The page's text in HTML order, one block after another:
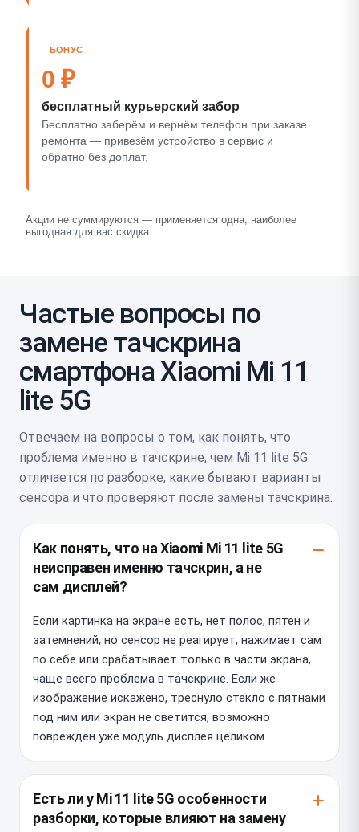
БОНУС
0 ₽
бесплатный курьерский забор
Бесплатно заберём и вернём телефон при заказе
ремонта — привезём устройство в сервис и
обратно без доплат.
Акции не суммируются — применяется одна, наиболее
выгодная для вас скидка.
Частые вопросы по
замене тачскрина
смартфона Xiaomi Mi 11
lite 5G
Отвечаем на вопросы о том, как понять, что
проблема именно в тачскрине, чем Mi 11 lite 5G
отличается по разборке, какие бывают варианты
сенсора и что проверяют после замены тачскрина.
Как понять, что на Xiaomi Mi 11 lite 5G
неисправен именно тачскрин, а не
сам дисплей?
Если картинка на экране есть, нет полос, пятен и
затемнений, но сенсор не реагирует, нажимает сам
по себе или срабатывает только в части экрана,
чаще всего проблема в тачскрине. Если же
изображение искажено, треснуло стекло с пятнами
под ним или экран не светится, возможно
повреждён уже модуль дисплея целиком.
Есть ли у Mi 11 lite 5G особенности
разборки, которые влияют на замену